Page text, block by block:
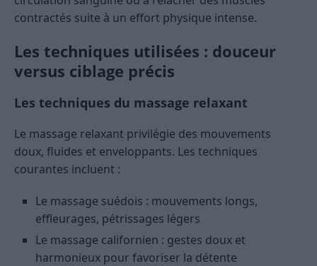
contractés suite à un effort physique intense.
Les techniques utilisées : douceur
versus ciblage précis
Les techniques du massage relaxant
Le massage relaxant privilégie des mouvements
doux, fluides et enveloppants. Les techniques
courantes incluent :
Le massage suédois : mouvements longs,
effleurages, pétrissages légers
Le massage californien : gestes doux et
harmonieux pour favoriser la détente